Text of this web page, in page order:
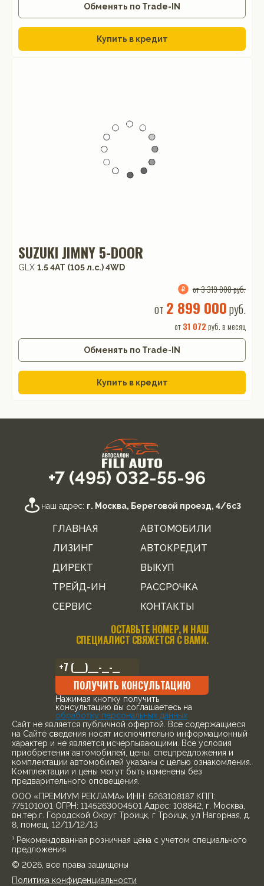
Обменять по Trade-IN
Купить в кредит
SUZUKI JIMNY 5-DOOR
GLX 1.5 4AT (105 л.с.) 4WD
от 3 319 000 руб.
от 2 899 000руб.
от31 072 руб. в месяц
Обменять по Trade-IN
Купить в кредит
+7 (495) 032-55-96
наш адрес: г. Москва, Береговой проезд, 4/6с3
ГЛАВНАЯ
АВТОМОБИЛИ
ЛИЗИНГ
АВТОКРЕДИТ
ДИРЕКТ
ВЫКУП
ТРЕЙД-ИН
РАССРОЧКА
СЕРВИС
КОНТАКТЫ
ОСТАВЬТЕ НОМЕР, И НАШ
СПЕЦИАЛИСТ СВЯЖЕТСЯ С ВАМИ.
ПОЛУЧИТЬ КОНСУЛЬТАЦИЮ
Нажимая кнопку получить
консультацию вы соглашаетесь на
обработку персональных данных
Cайт не является публичной офертой. Все содержащиеся
на Сайте сведения носят исключительно информационный
характер и не является исчерпывающими. Все условия
приобретения автомобилей, цены, спецпредложения и
комплектации автомобилей указаны с целью ознакомления.
Комплектации и цены могут быть изменены без
предварительного оповещения.
ООО «ПРЕМИУМ РЕКЛАМА» ИНН: 5263108187 КПП:
775101001 ОГРН: 1145263004501 Адрес: 108842, г. Москва,
вн.тер.г. Городской Округ Троицк, г Троицк, ул Нагорная, д.
8, помещ. 12/11/12/13
¹ Рекомендованная розничная цена с учетом специального
предложения
© 2026, все права защищены
Политика конфиденциальности